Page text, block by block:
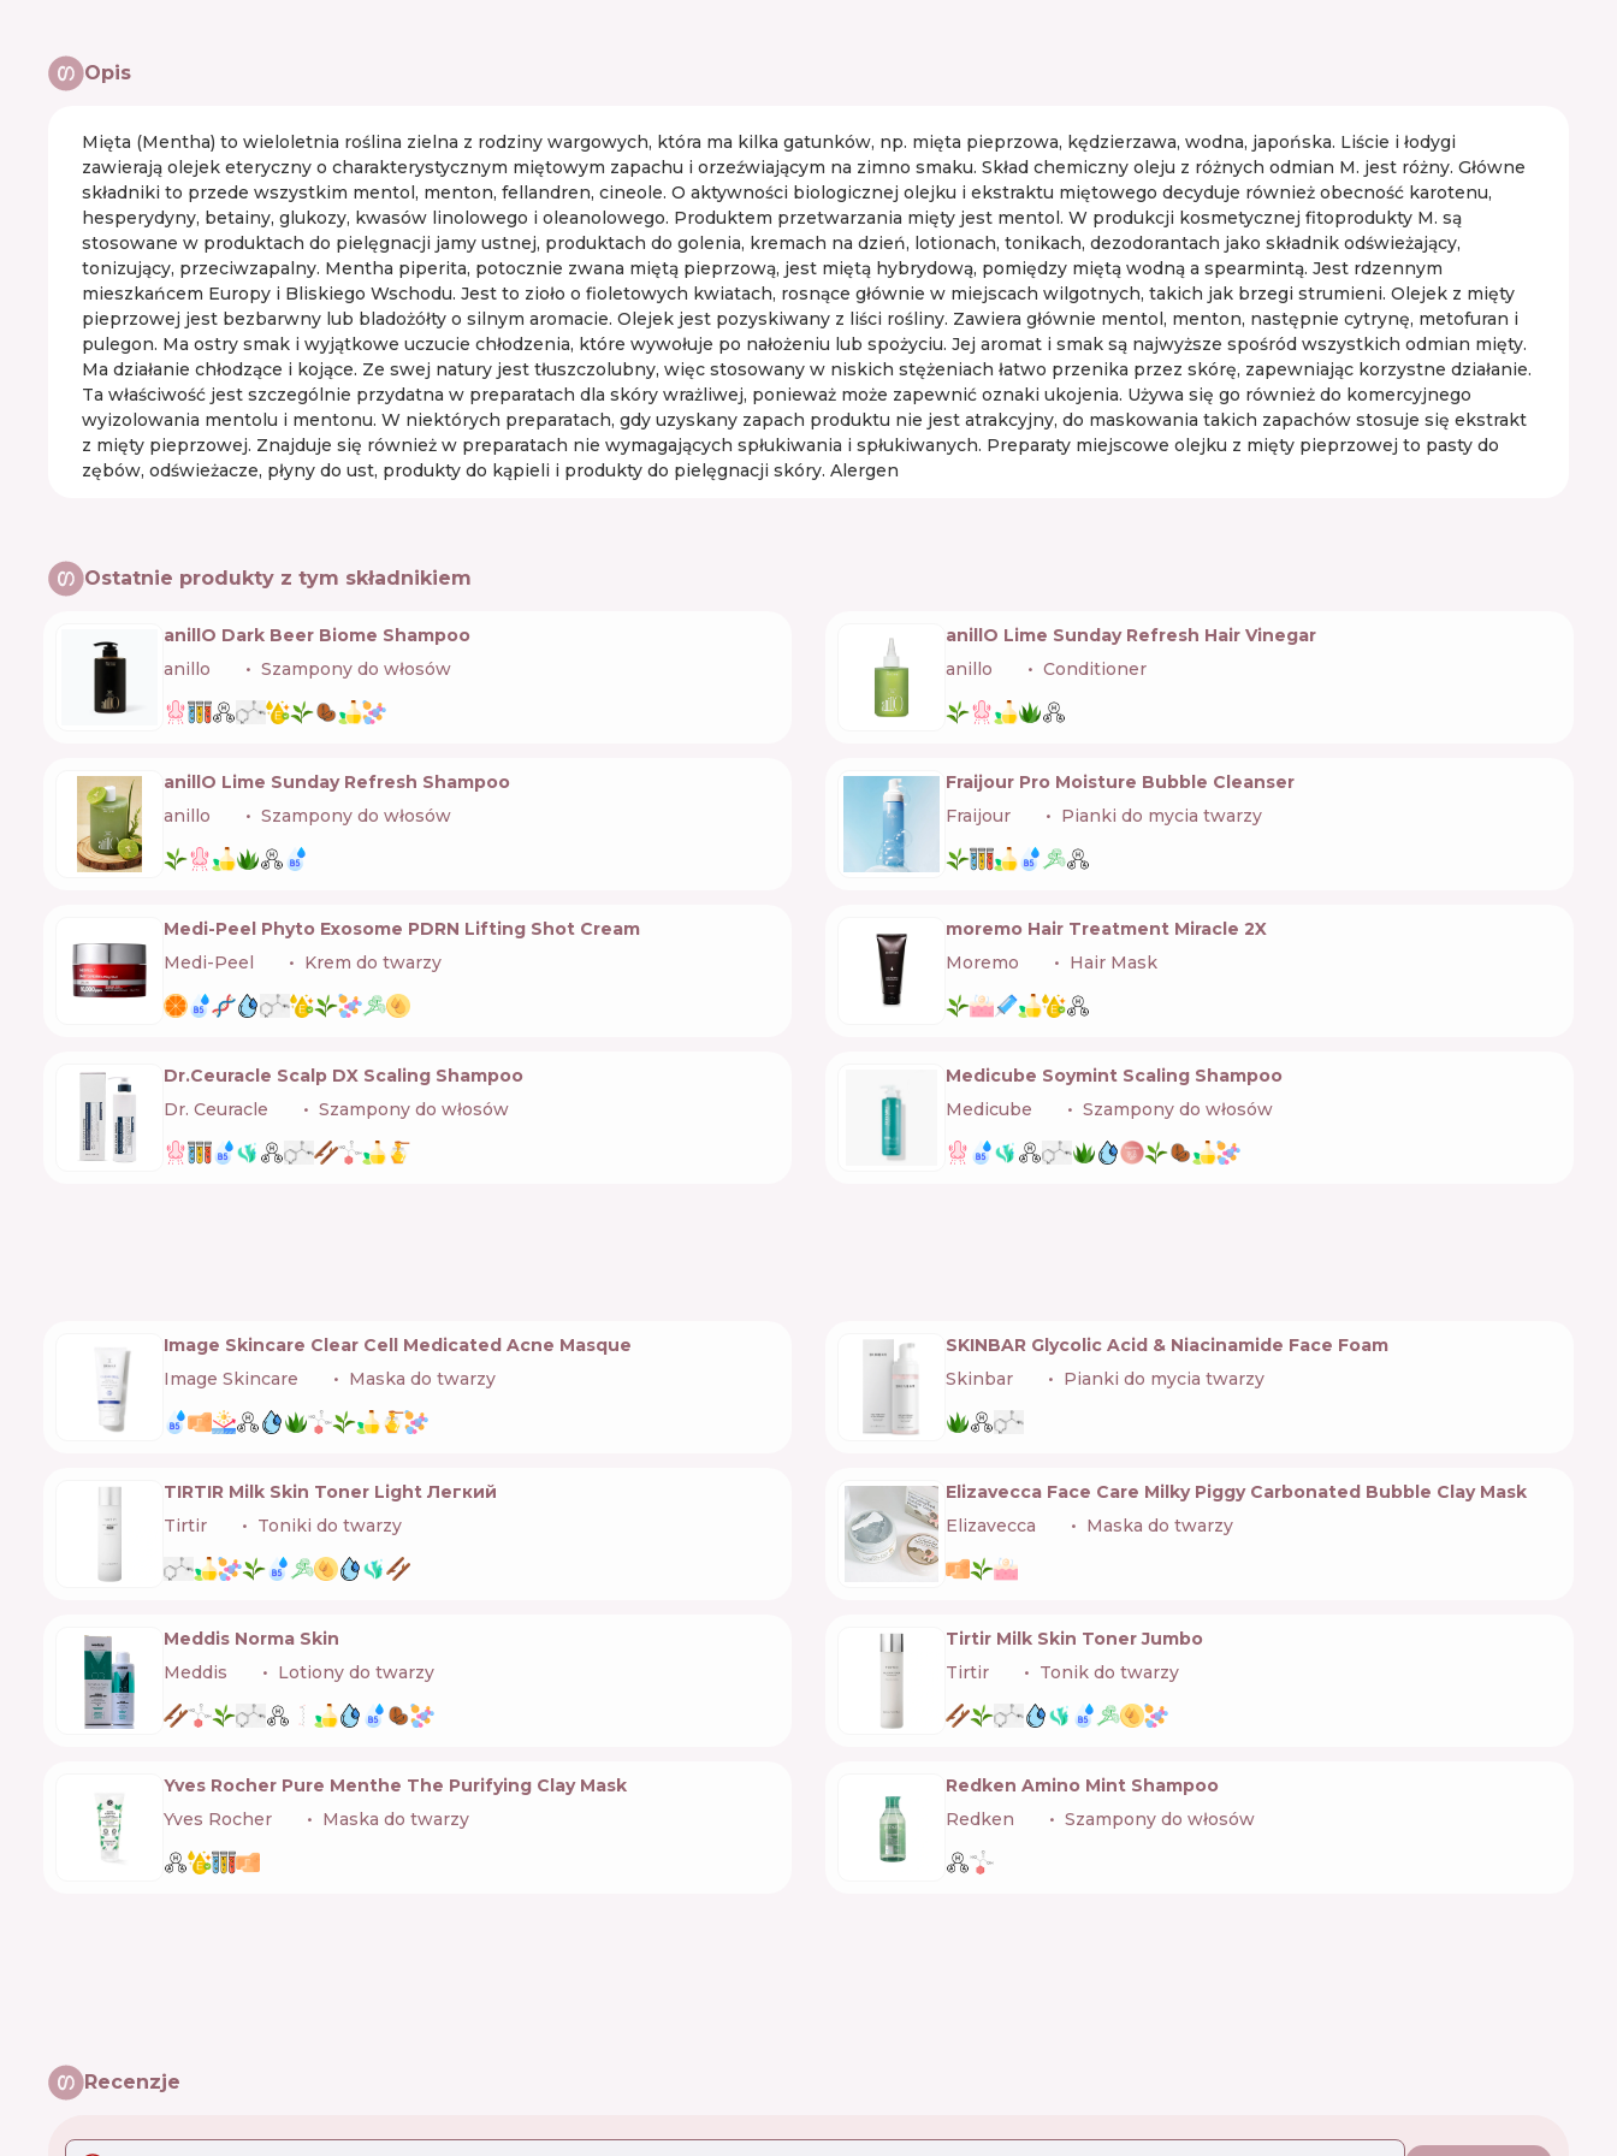
Opis
Mięta (Mentha) to wieloletnia roślina zielna z rodziny wargowych, która ma kilka gatunków, np. mięta pieprzowa, kędzierzawa, wodna, japońska. Liście i łodygi
zawierają olejek eteryczny o charakterystycznym miętowym zapachu i orzeźwiającym na zimno smaku. Skład chemiczny oleju z różnych odmian M. jest różny. Główne
składniki to przede wszystkim mentol, menton, fellandren, cineole. O aktywności biologicznej olejku i ekstraktu miętowego decyduje również obecność karotenu,
hesperydyny, betainy, glukozy, kwasów linolowego i oleanolowego. Produktem przetwarzania mięty jest mentol. W produkcji kosmetycznej fitoprodukty M. są
stosowane w produktach do pielęgnacji jamy ustnej, produktach do golenia, kremach na dzień, lotionach, tonikach, dezodorantach jako składnik odświeżający,
tonizujący, przeciwzapalny. Mentha piperita, potocznie zwana miętą pieprzową, jest miętą hybrydową, pomiędzy miętą wodną a spearmintą. Jest rdzennym
mieszkańcem Europy i Bliskiego Wschodu. Jest to zioło o fioletowych kwiatach, rosnące głównie w miejscach wilgotnych, takich jak brzegi strumieni. Olejek z mięty
pieprzowej jest bezbarwny lub bladożółty o silnym aromacie. Olejek jest pozyskiwany z liści rośliny. Zawiera głównie mentol, menton, następnie cytrynę, metofuran i
pulegon. Ma ostry smak i wyjątkowe uczucie chłodzenia, które wywołuje po nałożeniu lub spożyciu. Jej aromat i smak są najwyższe spośród wszystkich odmian mięty.
Ma działanie chłodzące i kojące. Ze swej natury jest tłuszczolubny, więc stosowany w niskich stężeniach łatwo przenika przez skórę, zapewniając korzystne działanie.
Ta właściwość jest szczególnie przydatna w preparatach dla skóry wrażliwej, ponieważ może zapewnić oznaki ukojenia. Używa się go również do komercyjnego
wyizolowania mentolu i mentonu. W niektórych preparatach, gdy uzyskany zapach produktu nie jest atrakcyjny, do maskowania takich zapachów stosuje się ekstrakt
z mięty pieprzowej. Znajduje się również w preparatach nie wymagających spłukiwania i spłukiwanych. Preparaty miejscowe olejku z mięty pieprzowej to pasty do
zębów, odświeżacze, płyny do ust, produkty do kąpieli i produkty do pielęgnacji skóry. Alergen
Ostatnie produkty z tym składnikiem
anillO Dark Beer Biome Shampoo
anillo
Szampony do włosów
anillO Lime Sunday Refresh Hair Vinegar
anillo
Conditioner
anillO Lime Sunday Refresh Shampoo
anillo
Szampony do włosów
Fraijour Pro Moisture Bubble Cleanser
Fraijour
Pianki do mycia twarzy
Medi-Peel Phyto Exosome PDRN Lifting Shot Cream
Medi-Peel
Krem do twarzy
moremo Hair Treatment Miracle 2X
Moremo
Hair Mask
Dr.Ceuracle Scalp DX Scaling Shampoo
Dr. Ceuracle
Szampony do włosów
Medicube Soymint Scaling Shampoo
Medicube
Szampony do włosów
Image Skincare Clear Cell Medicated Acne Masque
Image Skincare
Maska do twarzy
SKINBAR Glycolic Acid & Niacinamide Face Foam
Skinbar
Pianki do mycia twarzy
TIRTIR Milk Skin Toner Light Легкий
Tirtir
Toniki do twarzy
Elizavecca Face Care Milky Piggy Carbonated Bubble Clay Mask
Elizavecca
Maska do twarzy
Meddis Norma Skin
Meddis
Lotiony do twarzy
Tirtir Milk Skin Toner Jumbo
Tirtir
Tonik do twarzy
Yves Rocher Pure Menthe The Purifying Clay Mask
Yves Rocher
Maska do twarzy
Redken Amino Mint Shampoo
Redken
Szampony do włosów
Recenzje